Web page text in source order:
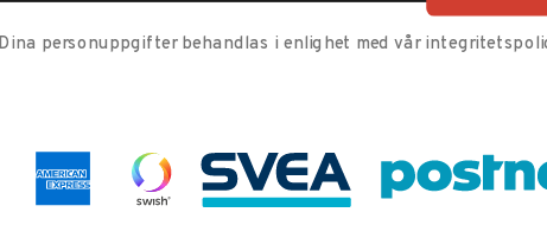
Dina personuppgifter behandlas i enlighet med vår